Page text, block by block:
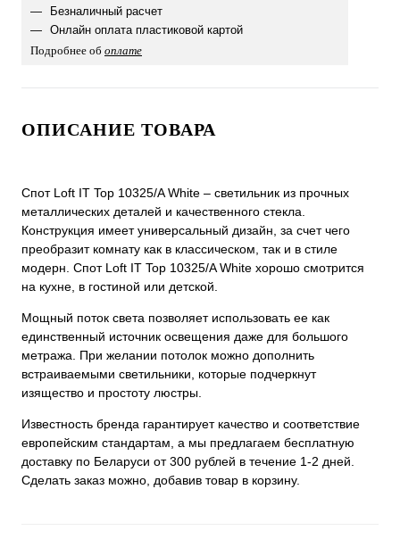
Безналичный расчет
Онлайн оплата пластиковой картой
Подробнее об оплате
ОПИСАНИЕ ТОВАРА
Спот Loft IT Top 10325/A White – светильник из прочных
металлических деталей и качественного стекла.
Конструкция имеет универсальный дизайн, за счет чего
преобразит комнату как в классическом, так и в стиле
модерн. Спот Loft IT Top 10325/A White хорошо смотрится
на кухне, в гостиной или детской.
Мощный поток света позволяет использовать ее как
единственный источник освещения даже для большого
метража. При желании потолок можно дополнить
встраиваемыми светильники, которые подчеркнут
изящество и простоту люстры.
Известность бренда гарантирует качество и соответствие
европейским стандартам, а мы предлагаем бесплатную
доставку по Беларуси от 300 рублей в течение 1-2 дней.
Сделать заказ можно, добавив товар в корзину.